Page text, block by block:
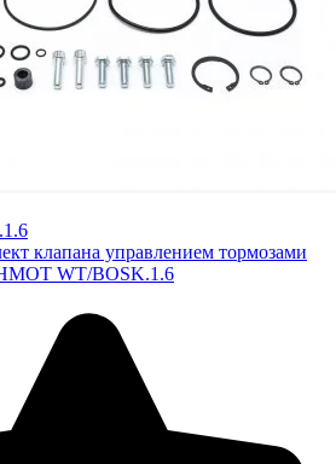
клапана управлением тормозами
WT/BOSK.1.6